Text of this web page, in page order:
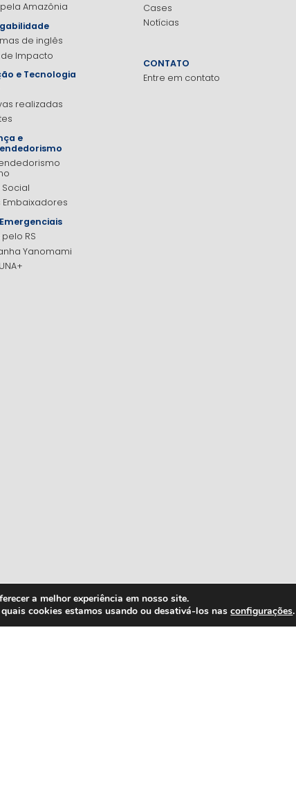
Amazônia
de inglês
Impacto
e Tecnologia
realizadas
e
Embaixadores
RS
Yanomami
Cases
Notícias
CONTATO
Entre em contato
a melhor experiência em nosso site.
cookies estamos usando ou desativá-los nasconfigurações.